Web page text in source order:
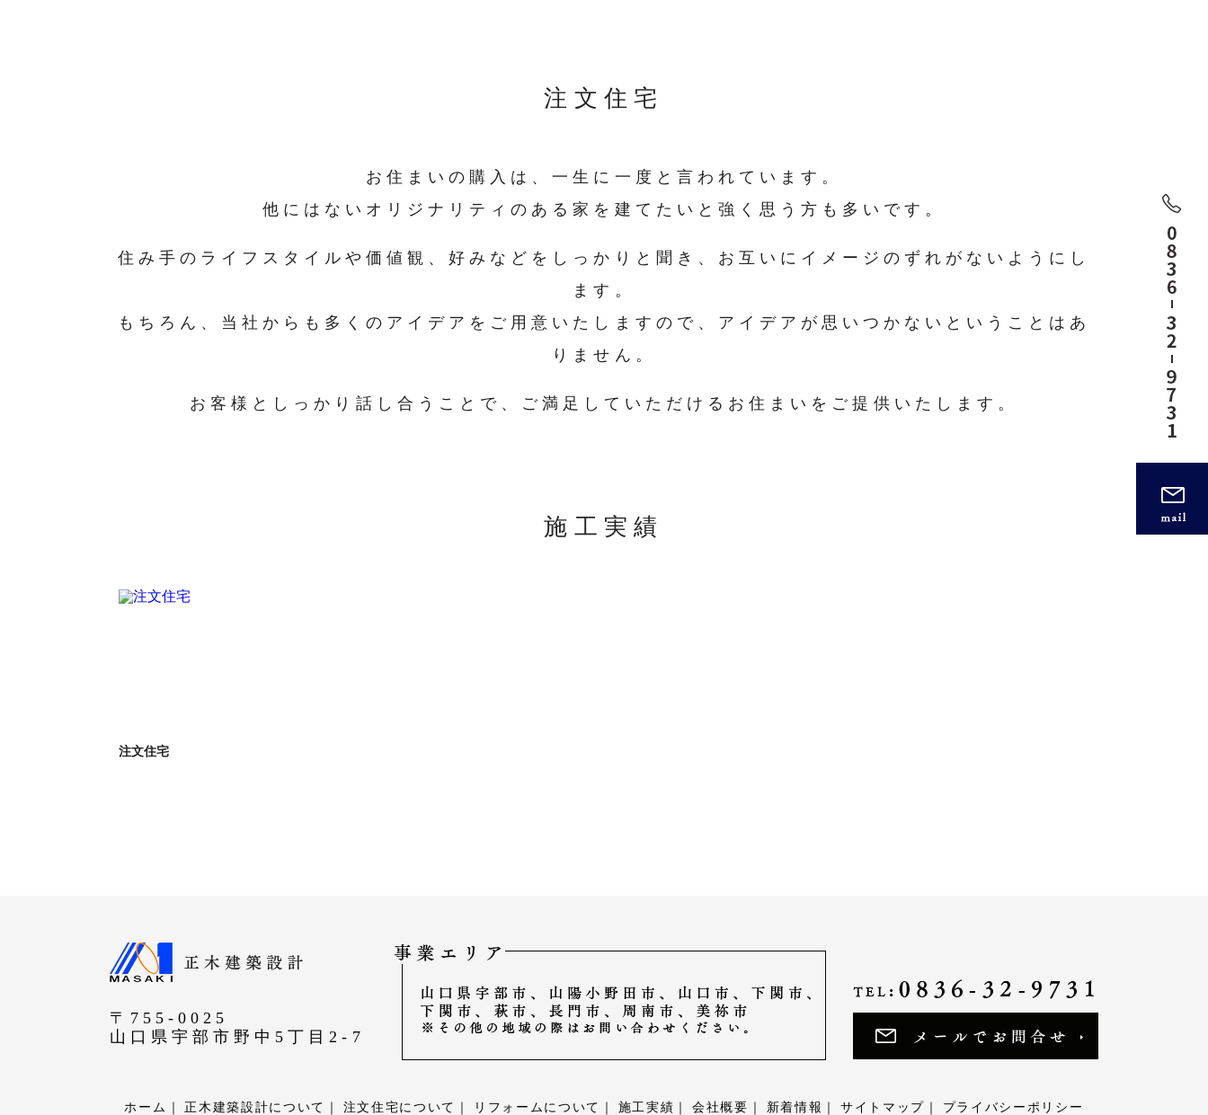
注文住宅
お住まいの購入は、一生に一度と言われています。
他にはないオリジナリティのある家を建てたいと強く思う方も多いです。
住み手のライフスタイルや価値観、好みなどをしっかりと聞き、お互いにイメージのずれがないようにし
ます。
もちろん、当社からも多くのアイデアをご用意いたしますので、アイデアが思いつかないということはあ
りません。
お客様としっかり話し合うことで、ご満足していただけるお住まいをご提供いたします。
施工実績
注文住宅
〒755-0025
山口県宇部市野中5丁目2-7
ホーム 正木建築設計について 注文住宅について リフォームについて 施工実績 会社概要 新着情報 サイトマップ プライバシーポリシー